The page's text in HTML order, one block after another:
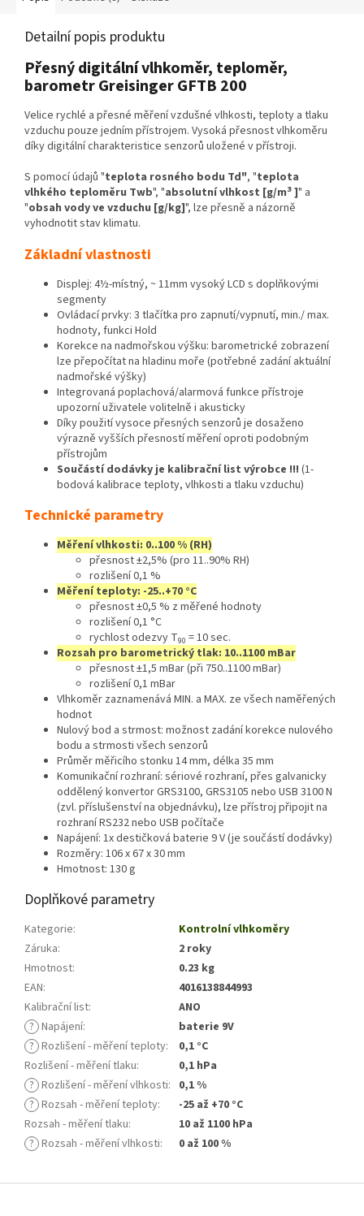
Detailní popis produktu
Přesný digitální vlhkoměr, teploměr,
barometr Greisinger GFTB 200
Velice rychlé a přesné měření vzdušné vlhkosti, teploty a tlaku
vzduchu pouze jedním přístrojem. Vysoká přesnost vlhkoměru
díky digitální charakteristice senzorů uložené v přístroji.
S pomocí údajů "teplota rosného bodu Td", "teplota
vlhkého teploměru Twb", "absolutní vlhkost [g/m3 ]" a
"obsah vody ve vzduchu [g/kg]", lze přesně a názorně
vyhodnotit stav klimatu.
Základní vlastnosti
Displej: 4½-místný, ~ 11mm vysoký LCD s doplňkovými
segmenty
Ovládací prvky: 3 tlačítka pro zapnutí/vypnutí, min./ max.
hodnoty, funkci Hold
Korekce na nadmořskou výšku: barometrické zobrazení
lze přepočítat na hladinu moře (potřebné zadání aktuální
nadmořské výšky)
Integrovaná poplachová/alarmová funkce přístroje
upozorní uživatele volitelně i akusticky
Díky použití vysoce přesných senzorů je dosaženo
výrazně vyšších přesností měření oproti podobným
přístrojům
Součástí dodávky je kalibrační list výrobce !!! (1-
bodová kalibrace teploty, vlhkosti a tlaku vzduchu)
Technické parametry
Měření vlhkosti: 0..100 % (RH)
přesnost ±2,5% (pro 11..90% RH)
rozlišení 0,1 %
Měření teploty: -25..+70 °C
přesnost ±0,5 % z měřené hodnoty
rozlišení 0,1 °C
rychlost odezvy T90 = 10 sec.
Rozsah pro barometrický tlak: 10..1100 mBar
přesnost ±1,5 mBar (při 750..1100 mBar)
rozlišení 0,1 mBar
Vlhkoměr zaznamenává MIN. a MAX. ze všech naměřených
hodnot
Nulový bod a strmost: možnost zadání korekce nulového
bodu a strmosti všech senzorů
Průměr měřicího stonku 14 mm, délka 35 mm
Komunikační rozhraní: sériové rozhraní, přes galvanicky
oddělený konvertor GRS3100, GRS3105 nebo USB 3100 N
(zvl. příslušenství na objednávku), lze přístroj připojit na
rozhraní RS232 nebo USB počítače
Napájení: 1x destičková baterie 9 V (je součástí dodávky)
Rozměry: 106 x 67 x 30 mm
Hmotnost: 130 g
Doplňkové parametry
Kategorie:
Kontrolní vlhkoměry
Záruka:
2 roky
Hmotnost:
0.23 kg
EAN:
4016138844993
Kalibrační list:
ANO
? Napájení:
baterie 9V
? Rozlišení - měření teploty:
0,1 °C
Rozlišení - měření tlaku:
0,1 hPa
? Rozlišení - měření vlhkosti: 0,1 %
? Rozsah - měření teploty:
-25 až +70 °C
Rozsah - měření tlaku:
10 až 1100 hPa
? Rozsah - měření vlhkosti: 0 až 100 %
Z